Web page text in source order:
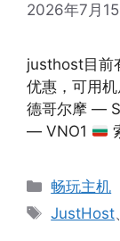
2026年7月15
justhost目前
优惠，可用机
德哥尔摩 —
— VNO1
分
类
畅玩主机
标
JustHost